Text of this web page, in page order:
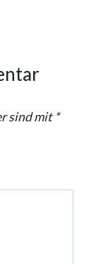
sind mit *